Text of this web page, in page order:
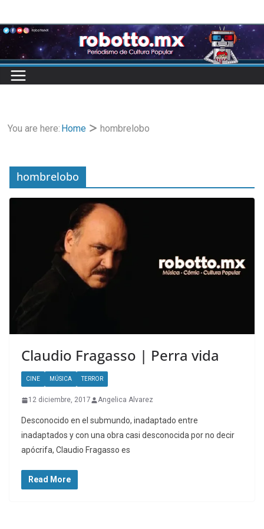
to
content
You are here: Home hombrelobo
hombrelobo
Claudio Fragasso | Perra vida
CINE MÚSICA TERROR
12 diciembre, 2017 Angelica Alvarez
Desconocido en el submundo, inadaptado entre
inadaptados y con una obra casi desconocida por no decir
apócrifa, Claudio Fragasso es
Read More